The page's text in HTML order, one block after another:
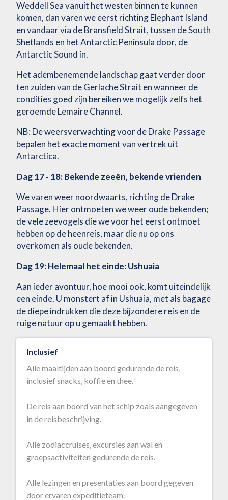
Weddell Sea vanuit het westen binnen te kunnen
komen, dan varen we eerst richting Elephant Island
en vandaar via de Bransfield Strait, tussen de South
Shetlands en het Antarctic Peninsula door, de
Antarctic Sound in.
Het adembenemende landschap gaat verder door
ten zuiden van de Gerlache Strait en wanneer de
condities goed zijn bereiken we mogelijk zelfs het
geroemde Lemaire Channel.
NB: De weersverwachting voor de Drake Passage
bepalen het exacte moment van vertrek uit
Antarctica.
Dag 17 - 18: Bekende zeeën, bekende vrienden
We varen weer noordwaarts, richting de Drake
Passage. Hier ontmoeten we weer oude bekenden;
de vele zeevogels die we voor het eerst ontmoet
hebben op de heenreis, maar die nu op ons
overkomen als oude bekenden.
Dag 19: Helemaal het einde: Ushuaia
Aan ieder avontuur, hoe mooi ook, komt uiteindelijk
een einde. U monstert af in Ushuaia, met als bagage
de diepe indrukken die deze bijzondere reis en de
ruige natuur op u gemaakt hebben.
Inclusief
Alle maaltijden aan boord gedurende de reis,
inclusief snacks, koffie en thee.
De reis aan boord van het schip zoals aangegeven
in de reisbeschrijving.
Alle zodiaccruises, excursies aan wal en
groepsactiviteiten gedurende de reis.
Alle lezingen en presentaties aan boord gegeven
door ervaren expeditieteam.